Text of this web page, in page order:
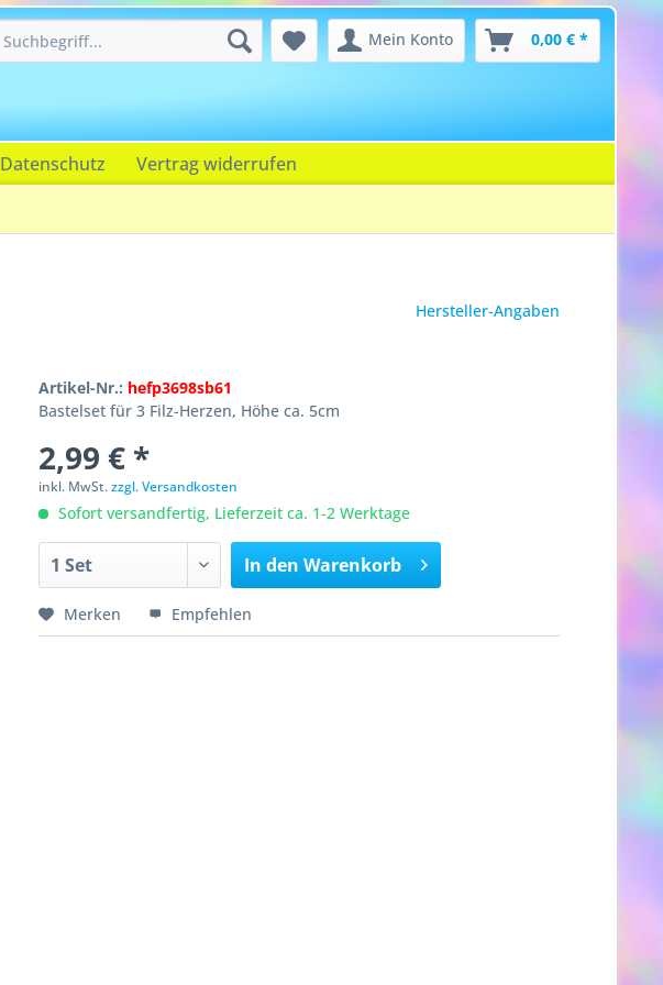
Mein Konto 0,00 € *
Datenschutz Vertrag widerrufen
Hersteller-Angaben
Artikel-Nr.: hefp3698sb61
Bastelset für 3 Filz-Herzen, Höhe ca. 5cm
2,99 € *
inkl. MwSt.zzgl. Versandkosten
Sofort versandfertig, Lieferzeit ca. 1-2 Werktage
In den Warenkorb
Merken Empfehlen